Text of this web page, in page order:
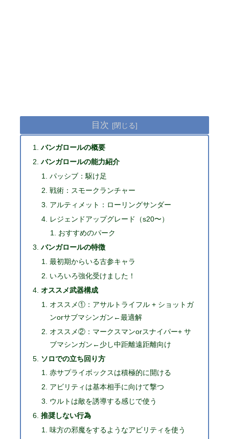
目次
バンガロールの概要
バンガロールの能力紹介
パッシブ：駆け足
戦術：スモークランチャー
アルティメット：ローリングサンダー
レジェンドアップグレード（s20〜）
おすすめのパーク
バンガロールの特徴
最初期からいる古参キャラ
いろいろ強化受けました！
オススメ武器構成
オススメ①：アサルトライフル + ショットガ
ンorサブマシンガン←最適解
オススメ②：マークスマンorスナイパー+ サ
ブマシンガン←少し中距離遠距離向け
ソロでの立ち回り方
赤サプライボックスは積極的に開ける
アビリティは基本相手に向けて撃つ
ウルトは敵を誘導する感じで使う
推奨しない行為
味方の邪魔をするようなアビリティを使う